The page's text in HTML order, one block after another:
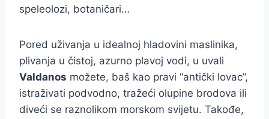
speleolozi, botaničari…
Pored uživanja u idealnoj hladovini maslinika,
plivanja u čistoj, azurno plavoj vodi, u uvali
Valdanos možete, baš kao pravi “antički lovac”,
istraživati podvodno, tražeći olupine brodova ili
diveći se raznolikom morskom svijetu. Takođe,